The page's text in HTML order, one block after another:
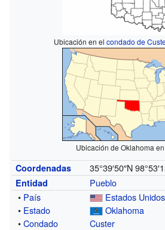
Ubicación en el condado de
Ubicación de Oklahoma
Coordenadas 35°39′50″N
Entidad
Pueblo
• País
Estados Unidos
• Estado
Oklahoma
•Condado Custer